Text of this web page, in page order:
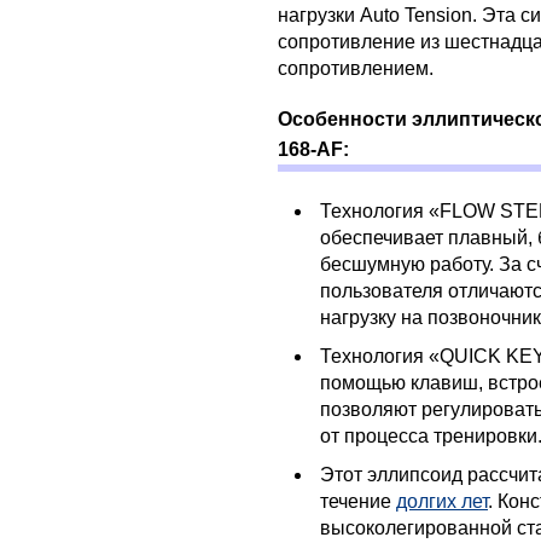
нагрузки Auto Tension. Эта
сопротивление из
сопротивлением.
Особенности
168-AF:
Технология «FLOW
обеспечивает плавный,
бесшумную работу. За
пользователя
нагрузку на
Технология «QUICK
помощью клавиш,
позволяют
от процесса тренировки.
Этот эллипсоид
течение долгих лет.
высоколегированной